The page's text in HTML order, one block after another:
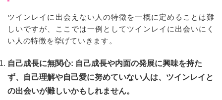
ツインレイに出会えない人の特徴を一概に定めることは難
しいですが、ここでは一例としてツインレイに出会いにく
い人の特徴を挙げていきます。
自己成長に無関心: 自己成長や内面の発展に興味を持た
ず、自己理解や自己愛に努めていない人は、ツインレイと
の出会いが難しいかもしれません。